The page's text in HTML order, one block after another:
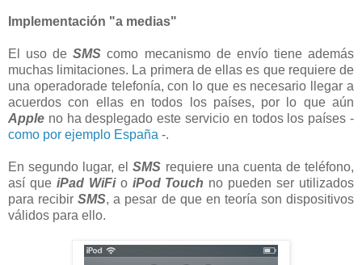
Implementación "a medias"
El uso deSMS como mecanismo de envío tiene además
muchas limitaciones. La primera de ellas es que requiere de
una operadorade telefonía, con lo que es necesario llegar a
acuerdos con ellas en todos los países, por lo que aún
Apple no ha desplegado este servicio en todos los países -
como por ejemplo España -.
En segundo lugar, elSMS requiere una cuenta de teléfono,
así que iPad WiFio iPod Touch no pueden ser utilizados
para recibirSMS, a pesar de que en teoría son dispositivos
válidos para ello.